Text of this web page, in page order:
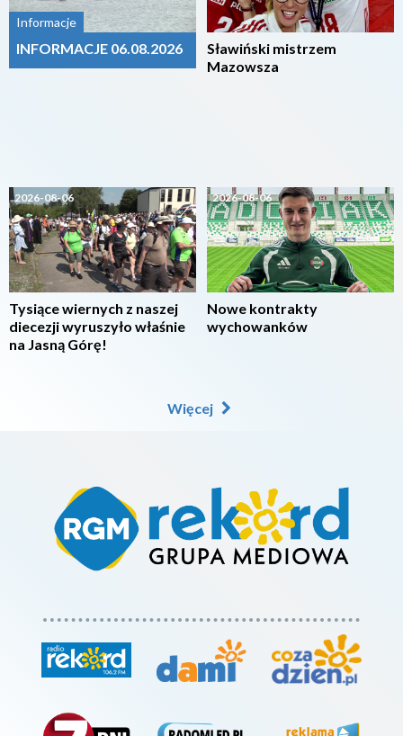
Informacje
INFORMACJE 06.08.2026
2026-08-06
Tysiące wiernych z naszej
diecezji wyruszyło właśnie
na Jasną Górę!
Sławiński mistrzem
Mazowsza
2026-08-06
Nowe kontrakty
wychowanków
Więcej